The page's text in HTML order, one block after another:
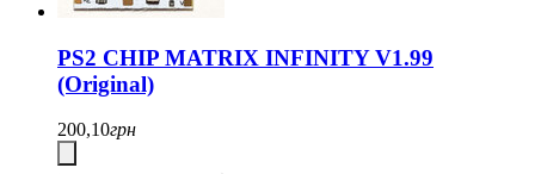
PS2 CHIP MATRIX INFINITY V1.99
(Original)
200,10грн